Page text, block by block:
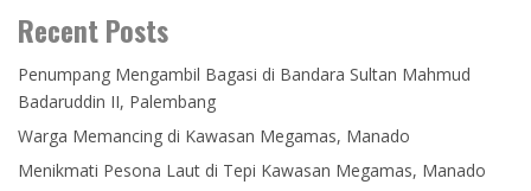
Recent Posts
Penumpang Mengambil Bagasi di Bandara Sultan Mahmud
Badaruddin II, Palembang
Warga Memancing di Kawasan Megamas, Manado
Menikmati Pesona Laut di Tepi Kawasan Megamas, Manado